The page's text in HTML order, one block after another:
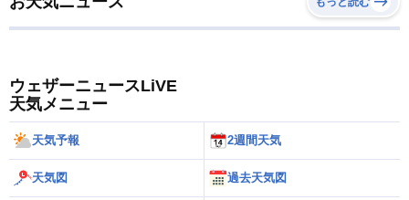
ウェザーニュースLiVE
天気メニュー
天気予報 2週間天気
天気図 過去天気図